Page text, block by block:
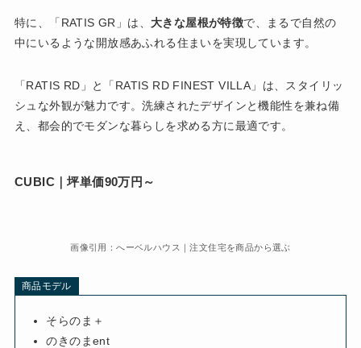
特に、「RATIS GR」は、 大きな屋根が特徴で、まるで自然の
中にいるような開放感あふれる住まいを実現しています。
「RATIS RD」と「RATIS RD FINEST VILLA」は、スタイリッ
シュな外観が魅力です。洗練されたデザインと機能性を兼ね備
え、都会的でモダンな暮らしを求める方に最適です。
CUBIC｜坪単価90万円～
画像引用：へーベルハウス｜注文住宅を商品から選ぶ
商品モデル
そらのま＋
のきのまent